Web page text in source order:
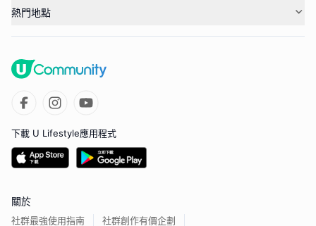
熱門地點
下載 U Lifestyle應用程式
關於
社群最強使用指南
社群創作有價企劃